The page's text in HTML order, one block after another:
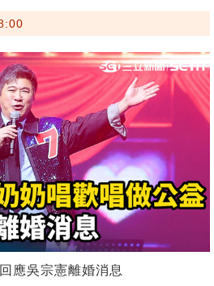
應吳宗憲離婚消息